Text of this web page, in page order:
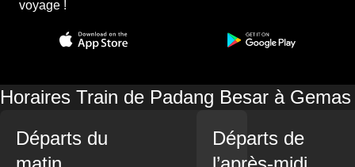
voyage !
Horaires Train de Padang Besar à Gemas
Départs du
Départs de